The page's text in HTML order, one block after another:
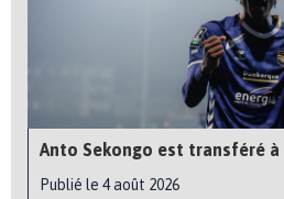
Anto Sekongo est transféré à
Publié le 4 août 2026